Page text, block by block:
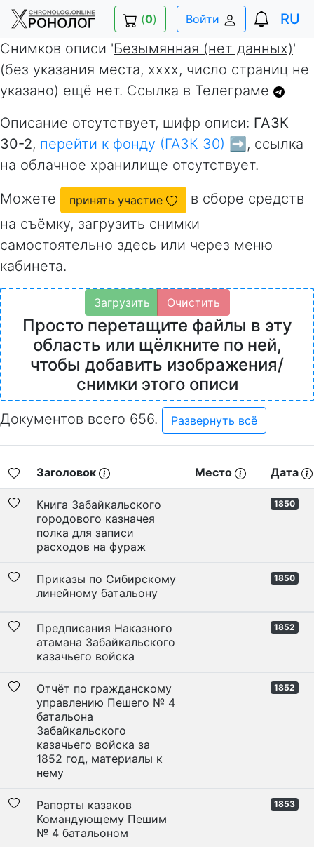
(0) Войти
RU
Снимков описи 'Безымянная (нет данных)'
(без указания места, xxxx, число страниц не
указано) ещё нет. Ссылка в Телеграме
Описание отсутствует, шифр описи: ГАЗК
30-2, перейти к фонду (ГАЗК 30) ➡️ , ссылка
на облачное хранилище отсутствует.
Можете принять участие
в сборе средств
на съёмку, загрузить снимки
самостоятельно здесь или через меню
кабинета.
Загрузить Очистить
Просто перетащите файлы в эту
область или щёлкните по ней,
чтобы добавить изображения/
снимки этого описи
Документов всего 656. Развернуть всё
Заголовок Место Дата
Книга Забайкальского
городового казначея
полка для записи
расходов на фураж
1850
Приказы по Сибирскому
линейному батальону
1850
Предписания Наказного
атамана Забайкальского
казачьего войска
1852
Отчёт по гражданскому
управлению Пешего № 4
батальона
Забайкальского
казачьего войска за
1852 год, материалы к
нему
1852
Рапорты казаков
Командующему Пешим
№ 4 батальоном
1853